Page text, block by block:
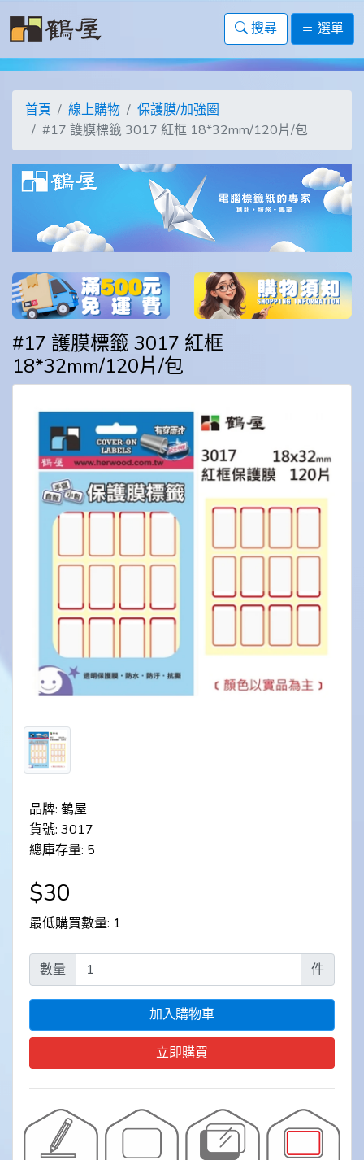
搜尋 選單
首頁 線上購物
保護膜/加強圈
#17 護膜標籤 3017 紅框 18*32mm/120片/包
#17 護膜標籤 3017 紅框
18*32mm/120片/包
品牌: 鶴屋
貨號: 3017
總庫存量: 5
$30
最低購買數量: 1
數量 件
加入購物車
立即購買